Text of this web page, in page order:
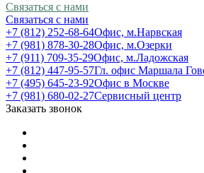
Связаться с нами
Связаться с нами
+7 (812) 252-68-64Офис, м.Нарвская
+7 (981) 878-30-28Офис, м.Озерки
+7 (911) 709-35-29Офис, м.Ладожская
+7 (812) 447-95-57Гл. офис Маршала
+7 (495) 645-23-92Офис в Москве
+7 (981) 680-02-27Сервисный центр
Заказать звонок